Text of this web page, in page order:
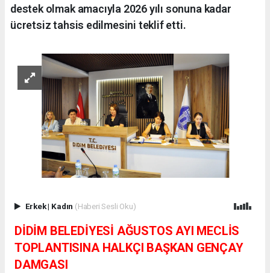
destek olmak amacıyla 2026 yılı sonuna kadar
ücretsiz tahsis edilmesini teklif etti.
Erkek| Kadın (Haberi Sesli Oku)
DİDİM BELEDİYESİ AĞUSTOS AYI MECLİS
TOPLANTISINA HALKÇI BAŞKAN GENÇAY
DAMGASI